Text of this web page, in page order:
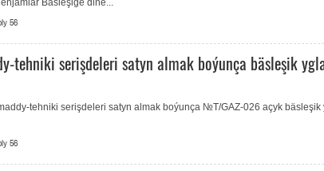
Bäsleşige diňe...
56
tehniki serişdeleri satyn almak boýunça bäsleşik
tehniki serişdeleri satyn almak boýunça №T/GAZ-026 açyk
56